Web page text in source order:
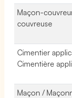
Maçon-
couvreuse
Cimentier
Cimentière
Maçon /